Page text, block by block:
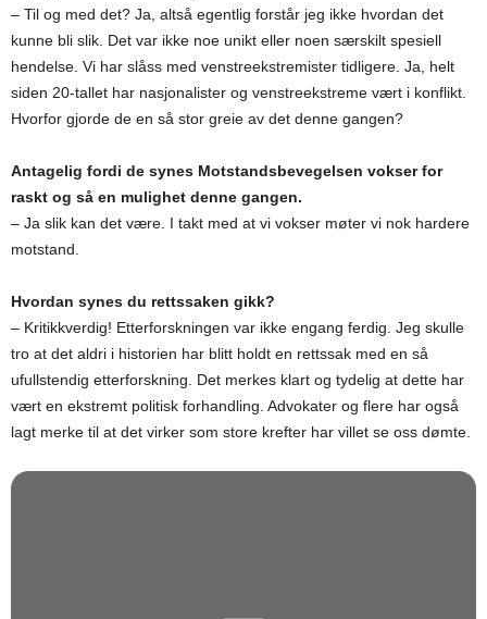
– Til og med det? Ja, altså egentlig forstår jeg ikke hvordan det
kunne bli slik. Det var ikke noe unikt eller noen særskilt spesiell
hendelse. Vi har slåss med venstreekstremister tidligere. Ja, helt
siden 20-tallet har nasjonalister og venstreekstreme vært i konflikt.
Hvorfor gjorde de en så stor greie av det denne gangen?
Antagelig fordi de synes Motstandsbevegelsen vokser for
raskt og så en mulighet denne gangen.
– Ja slik kan det være. I takt med at vi vokser møter vi nok hardere
motstand.
Hvordan synes du rettssaken gikk?
– Kritikkverdig! Etterforskningen var ikke engang ferdig. Jeg skulle
tro at det aldri i historien har blitt holdt en rettssak med en så
ufullstendig etterforskning. Det merkes klart og tydelig at dette har
vært en ekstremt politisk forhandling. Advokater og flere har også
lagt merke til at det virker som store krefter har villet se oss dømte.